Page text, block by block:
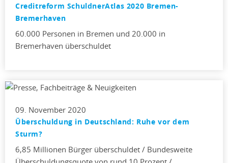
Creditreform SchuldnerAtlas 2020 Bremen-
Bremerhaven
60.000 Personen in Bremen und 20.000 in
Bremerhaven überschuldet
09. November 2020
Überschuldung in Deutschland: Ruhe vor dem
Sturm?
6,85 Millionen Bürger überschuldet / Bundesweite